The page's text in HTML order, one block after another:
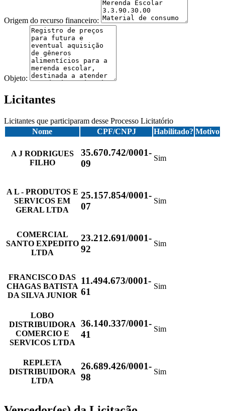
Origem do recurso financeiro:
Objeto:
Licitantes
Licitantes que participaram desse Processo Licitatório
Nome
CPF/CNPJ Habilitado? Motivo
A J RODRIGUES
FILHO
35.670.742/0001-
09
Sim
A L - PRODUTOS E
SERVICOS EM
GERAL LTDA
25.157.854/0001-
07
Sim
COMERCIAL
SANTO EXPEDITO
LTDA
23.212.691/0001-
92
Sim
FRANCISCO DAS
CHAGAS BATISTA
DA SILVA JUNIOR
11.494.673/0001-
61
Sim
LOBO
DISTRIBUIDORA
COMERCIO E
SERVICOS LTDA
36.140.337/0001-
41
Sim
REPLETA
DISTRIBUIDORA
LTDA
26.689.426/0001-
98
Sim